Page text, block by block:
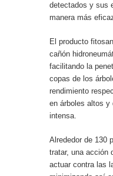
detectados y sus
manera más
El producto
cañón
facilitando la
copas de los
rendimiento
en árboles altos y
intensa.
Alrededor de 130
tratar, una acción
actuar contra las